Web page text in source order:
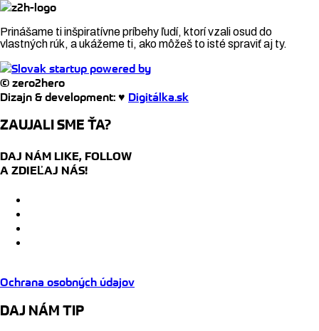
Prinášame ti inšpiratívne príbehy ľudí, ktorí vzali osud do
vlastných rúk, a ukážeme ti, ako môžeš to isté spraviť aj ty.
© zero2hero
Dizajn & development: ♥ Digitálka.sk
ZAUJALI SME ŤA?
DAJ NÁM LIKE, FOLLOW
A ZDIEĽAJ NÁS!
Ochrana osobných údajov
DAJ NÁM TIP